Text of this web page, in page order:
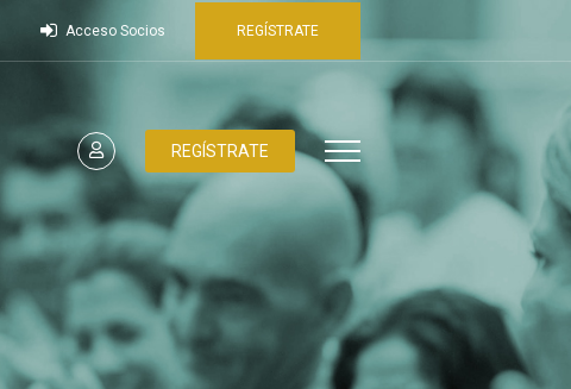
Acceso Socios REGÍSTRATE
REGÍSTRATE